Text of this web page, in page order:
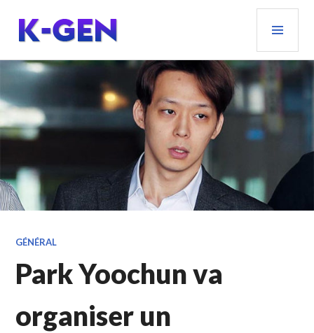
contenu
principal
K-GEN
GÉNÉRAL
Park Yoochun va
organiser un